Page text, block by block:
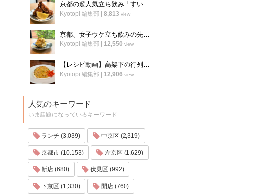
京都の超人気立ち飲み「すいば」が美味しい『から揚げ』の作り方を伝授！
Kyotopi 編集部 8,813 view
京都、女子ウケ立ち飲みの先駆者「すいば」の人気メニュー『ポテトサラダ』の作り方
Kyotopi 編集部 12,550 view
【レシピ動画】高架下の行列ラーメン店「大中」にプロのチャーハンを教わる！
Kyotopi 編集部 12,906 view
人気のキーワード
いま話題になっているキーワード
ランチ (3,039) 中京区 (2,319)
京都市 (10,153) 左京区 (1,629)
新店 (680) 伏見区 (992)
下京区 (1,330) 開店 (760)